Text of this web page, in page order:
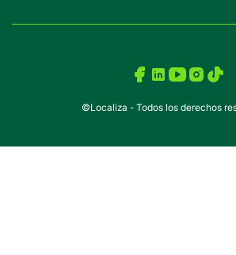
©Localiza - Todos los derechos